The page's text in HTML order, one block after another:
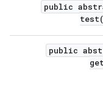
public
public